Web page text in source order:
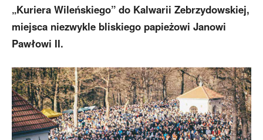
„Kuriera Wileńskiego” do Kalwarii Zebrzydowskiej,
miejsca niezwykle bliskiego papieżowi Janowi
Pawłowi II.